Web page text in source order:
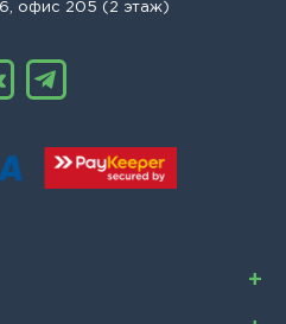
офис 205 (2 этаж)